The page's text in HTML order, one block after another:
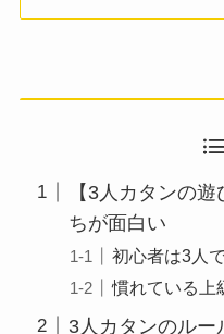
【3人カタンの
ちが面白い
初心者は3人
慣れている上
3人カタンのルー